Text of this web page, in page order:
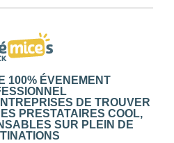
100% ÉVENEMENT
DE TROUVER
PRESTATAIRES COOL,
SUR PLEIN DE